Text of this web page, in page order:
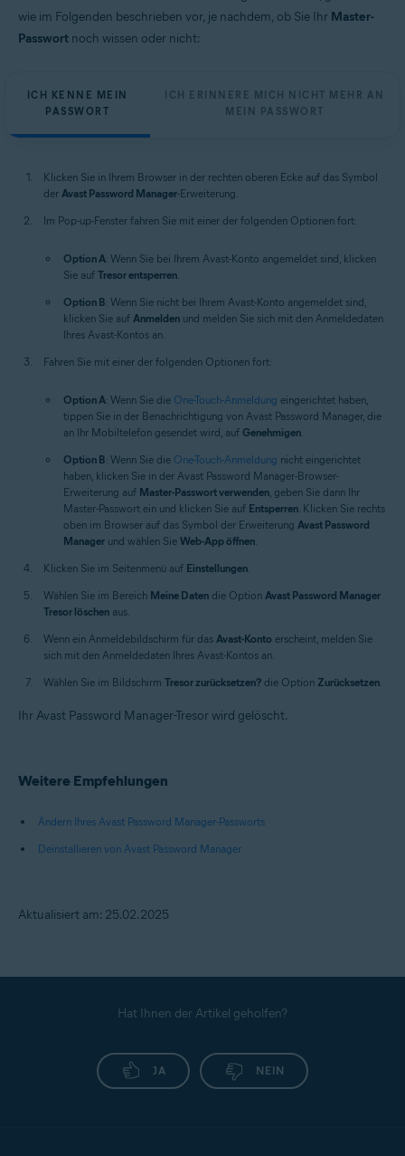
wie im Folgenden beschrieben vor, je nachdem, ob Sie Ihr Master-
Passwort noch wissen oder nicht:
ICH KENNE MEIN
PASSWORT
ICH ERINNERE MICH NICHT MEHR AN
MEIN PASSWORT
Klicken Sie in Ihrem Browser in der rechten oberen Ecke auf das Symbol
der Avast Password Manager-Erweiterung.
Im Pop-up-Fenster fahren Sie mit einer der folgenden Optionen fort:
Option A: Wenn Sie bei Ihrem Avast-Konto angemeldet sind, klicken
Sie auf Tresor entsperren.
Option B: Wenn Sie nicht bei Ihrem Avast-Konto angemeldet sind,
klicken Sie auf Anmelden und melden Sie sich mit den Anmeldedaten
Ihres Avast-Kontos an.
Fahren Sie mit einer der folgenden Optionen fort:
Option A: Wenn Sie die One-Touch-Anmeldung eingerichtet haben,
tippen Sie in der Benachrichtigung von Avast Password Manager, die
an Ihr Mobiltelefon gesendet wird, auf Genehmigen.
Option B: Wenn Sie die One-Touch-Anmeldung nicht eingerichtet
haben, klicken Sie in der Avast Password Manager-Browser-
Erweiterung auf Master-Passwort verwenden, geben Sie dann Ihr
Master-Passwort ein und klicken Sie auf Entsperren. Klicken Sie rechts
oben im Browser auf das Symbol der Erweiterung Avast Password
Manager und wählen Sie Web-App öffnen.
Klicken Sie im Seitenmenü auf Einstellungen.
Wählen Sie im Bereich Meine Daten die Option Avast Password Manager
Tresor löschen aus.
Wenn ein Anmeldebildschirm für das Avast-Konto erscheint, melden Sie
sich mit den Anmeldedaten Ihres Avast-Kontos an.
Wählen Sie im Bildschirm Tresor zurücksetzen? die Option Zurücksetzen.
Ihr Avast Password Manager-Tresor wird gelöscht.
Weitere Empfehlungen
Ändern Ihres Avast Password Manager-Passworts
Deinstallieren von Avast Password Manager
Aktualisiert am: 25.02.2025
Hat Ihnen der Artikel geholfen?
JA NEIN